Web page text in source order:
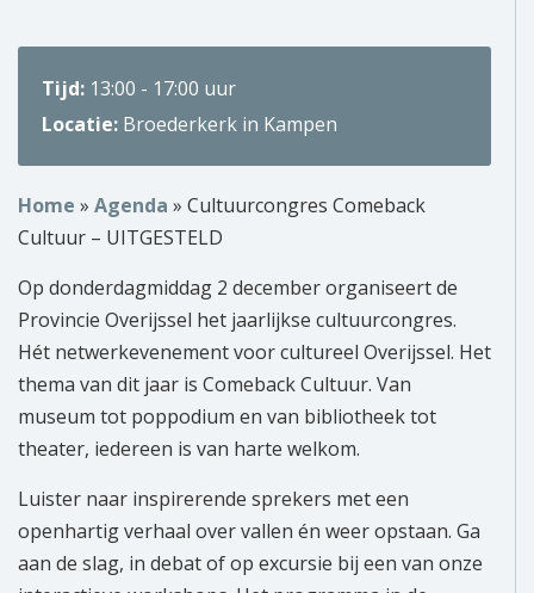
Wie zijn wij?
Contact
naar:
Tijd: 13:00 - 17:00 uur
Locatie: Broederkerk in Kampen
Home » Agenda » Cultuurcongres Comeback
Cultuur – UITGESTELD
Op donderdagmiddag 2 december organiseert de
Provincie Overijssel het jaarlijkse cultuurcongres.
Hét netwerkevenement voor cultureel Overijssel. Het
thema van dit jaar is Comeback Cultuur. Van
museum tot poppodium en van bibliotheek tot
theater, iedereen is van harte welkom.
Luister naar inspirerende sprekers met een
openhartig verhaal over vallen én weer opstaan. Ga
aan de slag, in debat of op excursie bij een van onze